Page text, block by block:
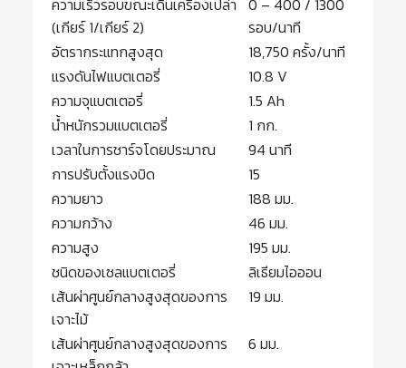
(เกียร์ 1/เกียร์ 2)
รอบ/นาที
อัตรากระแทกสูงสุด
18,750 ครั้ง/นาที
แรงดันไฟแบตเตอรี่
10.8 V
ความจุแบตเตอรี่
1.5 Ah
น้ำหนักรวมแบตเตอรี่
1 กก.
เวลาในการชาร์จโดยประมาณ
94 นาที
การปรับตั้งแรงบิด
15
ความยาว
188 มม.
ความกว้าง
46 มม.
ความสูง
195 มม.
ชนิดของเซลแบตเตอรี่
ลิเธียมไอออน
เส้นผ่าศูนย์กลางสูงสุดของการ
เจาะไม้
19 มม.
เส้นผ่าศูนย์กลางสูงสุดของการ
6 มม.